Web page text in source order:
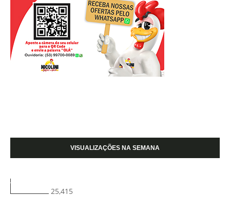
VISUALIZAÇÕES NA SEMANA
25,415